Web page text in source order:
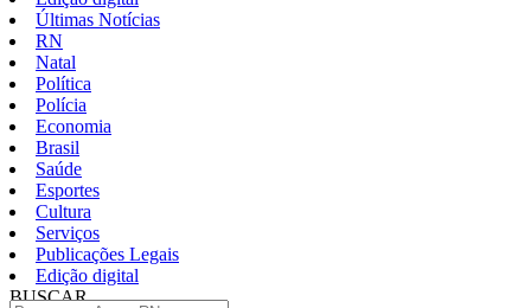
Últimas Notícias
RN
Natal
Política
Polícia
Economia
Brasil
Saúde
Esportes
Cultura
Serviços
Publicações Legais
Edição digital
BUSCAR